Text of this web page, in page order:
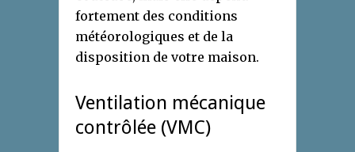
fortement des conditions
météorologiques et de la
disposition de votre maison.
Ventilation mécanique
contrôlée (VMC)